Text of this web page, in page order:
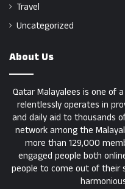
Travel
Uncategorized
About Us
Qatar Malayalees is one of
relentlessly operates in
and daily aid to thousands
network among the
more than 129,000
engaged people both
people to come out of their